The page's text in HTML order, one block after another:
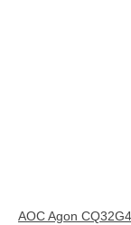
AOC Agon